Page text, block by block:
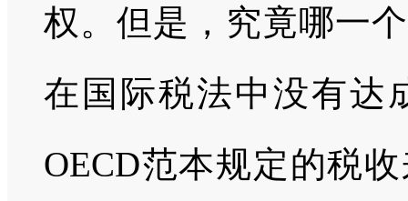
权。但是，究竟哪一
在国际税法中没有达
OECD范本规定的税